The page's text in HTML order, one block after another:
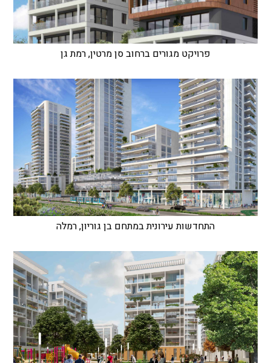
פרויקט מגורים ברחוב סן מרטין, רמת גן
התחדשות עירונית במתחם בן גוריון, רמלה